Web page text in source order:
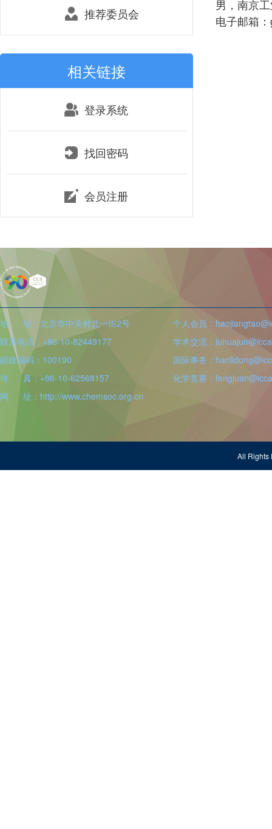
推荐委员会
相关链接
登录系统
找回密码
会员注册
男，南京
电子邮箱
地 址：北京市中关村北一街2号
联系电话：+86-10-82449177
邮政编码：100190
传 真：+86-10-62568157
网 址：http://www.chemsoc.org.cn
个人会员：
学术交流：
国际事务：
化学竞赛：
All Rights